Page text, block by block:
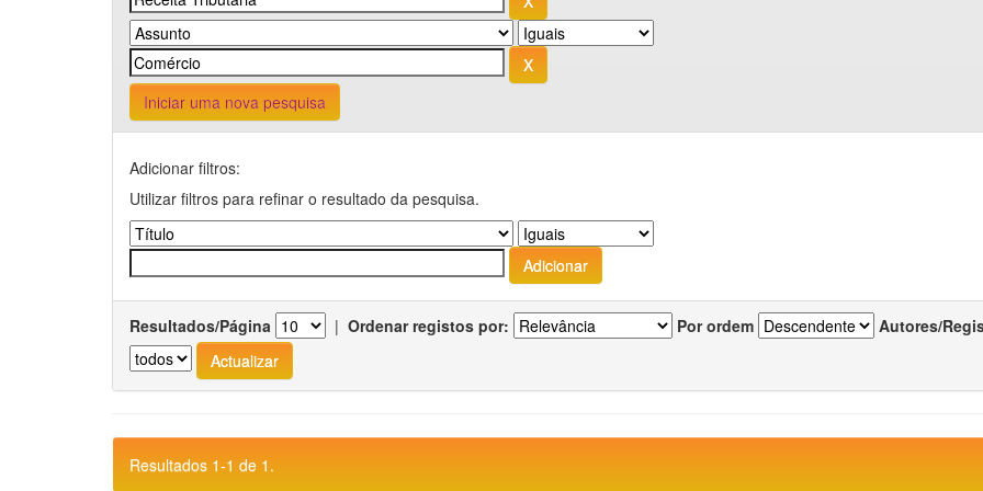
Iniciar uma nova pesquisa
Adicionar filtros:
Utilizar filtros para refinar o resultado da pesquisa.
Resultados/Página | Ordenar registos por: Por ordem Autores/
Resultados 1-1 de 1.